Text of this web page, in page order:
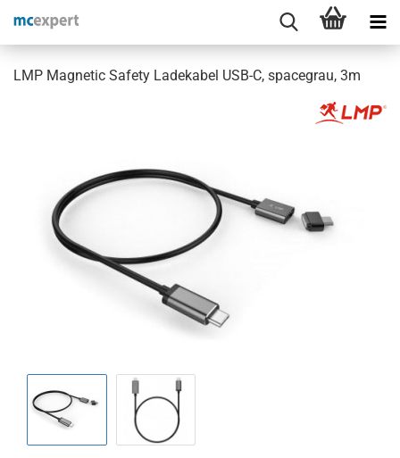
LMP Magnetic Safety Ladekabel USB-C, spacegrau, 3m